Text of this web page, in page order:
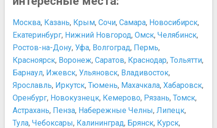
Государственный музей истории Санкт-Петербурга
Государственный Эрмитаж и Зимний дворец
Гранд Макет Россия
Дом-музей Ф.И. Шаляпина
Домик Петра I
Зоологический музей Зоологического института РАН
Императорский Царскосельский лицей
Исаакиевский собор
Кунсткамера
Ледокол «Красин»
Что показать детям в Петербурге?
Александр Николаевич Островский
Александр Сергеевич Пушкин
Екатерина II Великая
Карл Павлович Брюллов
Петр I Великий
Франческо Бартоломео Расстрели
​Доменико Трезини
Развлечения и отдых
Как попасть в Эрмитаж без очереди
Москва, Казань, Крым, Сочи, Самара, Новосибирск,
Екатеринбург, Нижний Новгород, Омск, Челябинск,
Ростов-на-Дону, Уфа, Волгоград, Пермь,
Красноярск, Воронеж, Саратов, Краснодар, Тольятти,
Барнаул, Ижевск, Ульяновск, Владивосток,
Ярославль, Иркутск, Тюмень, Махачкала, Хабаровск,
Оренбург, Новокузнецк, Кемерово, Рязань, Томск,
Астрахань, Пенза, Набережные Челны, Липецк,
Тула, Чебоксары, Калининград, Брянск, Курск,